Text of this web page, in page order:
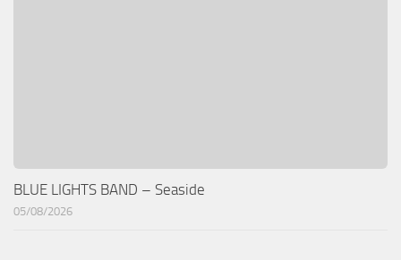
BLUE LIGHTS BAND – Seaside
05/08/2026